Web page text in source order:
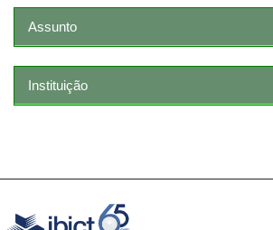
Assunto
Instituição